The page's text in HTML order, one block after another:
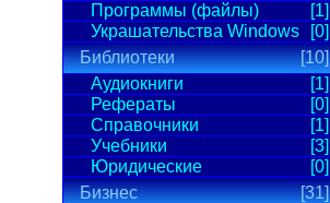
Программы (файлы)
[1]
Украшательства Windows
[0]
Библиотеки
[10]
Аудиокниги
[1]
Рефераты
[0]
Справочники
[1]
Учебники
[3]
Юридические
[0]
Бизнес
[31]